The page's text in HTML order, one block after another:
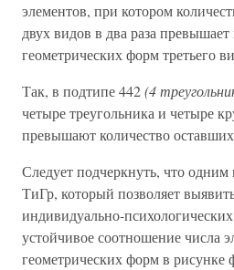
элементов, при котором
двух видов в два раза превышает
геометрических форм третьего
Так, в подтипе 442(4
четыре треугольника и четыре
превышают количество
Следует подчеркнуть, что
ТиГр, который позволяет
индивидуально-
устойчивое соотношение числа
геометрических форм в рисунке